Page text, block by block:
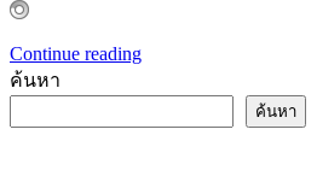
Continue reading
ค้นหา
ค้นหา